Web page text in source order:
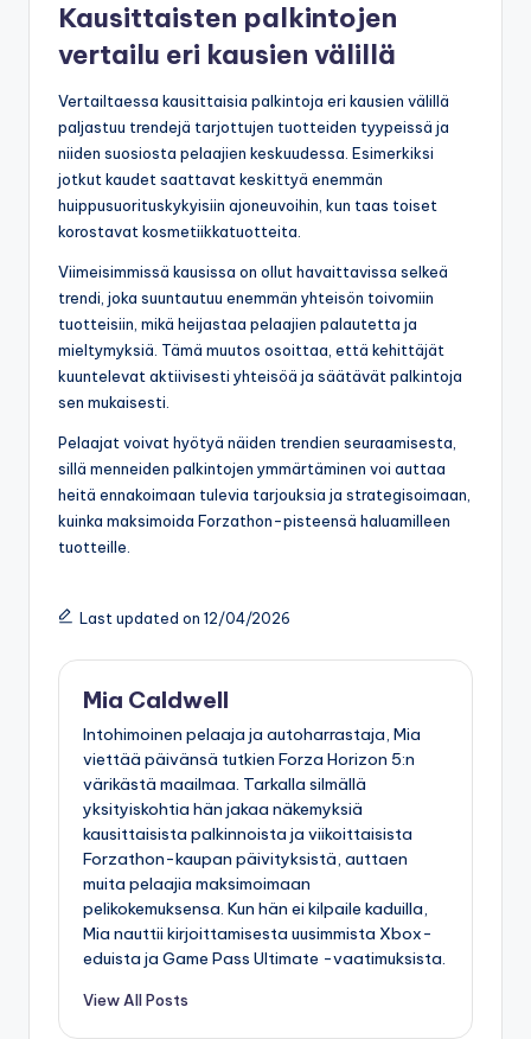
Kausittaisten palkintojen
vertailu eri kausien välillä
Vertailtaessa kausittaisia palkintoja eri kausien välillä
paljastuu trendejä tarjottujen tuotteiden tyypeissä ja
niiden suosiosta pelaajien keskuudessa. Esimerkiksi
jotkut kaudet saattavat keskittyä enemmän
huippusuorituskykyisiin ajoneuvoihin, kun taas toiset
korostavat kosmetiikkatuotteita.
Viimeisimmissä kausissa on ollut havaittavissa selkeä
trendi, joka suuntautuu enemmän yhteisön toivomiin
tuotteisiin, mikä heijastaa pelaajien palautetta ja
mieltymyksiä. Tämä muutos osoittaa, että kehittäjät
kuuntelevat aktiivisesti yhteisöä ja säätävät palkintoja
sen mukaisesti.
Pelaajat voivat hyötyä näiden trendien seuraamisesta,
sillä menneiden palkintojen ymmärtäminen voi auttaa
heitä ennakoimaan tulevia tarjouksia ja strategisoimaan,
kuinka maksimoida Forzathon-pisteensä haluamilleen
tuotteille.
Last updated on 12/04/2026
Mia Caldwell
Intohimoinen pelaaja ja autoharrastaja, Mia
viettää päivänsä tutkien Forza Horizon 5:n
värikästä maailmaa. Tarkalla silmällä
yksityiskohtia hän jakaa näkemyksiä
kausittaisista palkinnoista ja viikoittaisista
Forzathon-kaupan päivityksistä, auttaen
muita pelaajia maksimoimaan
pelikokemuksensa. Kun hän ei kilpaile kaduilla,
Mia nauttii kirjoittamisesta uusimmista Xbox-
eduista ja Game Pass Ultimate -vaatimuksista.
View All Posts